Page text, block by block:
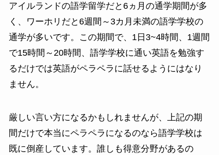
アイルランドの語学留学だと6ヵ月の通学期間が多
く、ワーホリだと6週間～3カ月未満の語学学校の
通学が多いです。この期間で、1日3~4時間、1週間
で15時間～20時間、語学学校に通い英語を勉強す
るだけでは英語がペラペラに話せるようにはなり
ません。
厳しい言い方になるかもしれませんが、上記の期
間だけで本当にペラペラになるのなら語学学校は
既に倒産しています。誰しも得意分野があるの